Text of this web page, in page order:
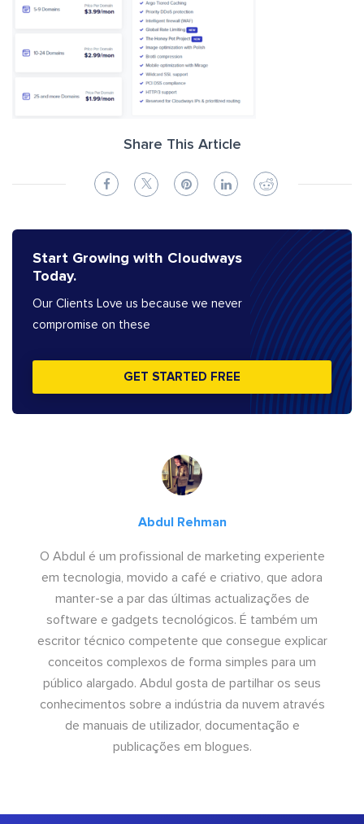
Share This Article
Start Growing with Cloudways
Today.
Our Clients Love us because we never
compromise on these
GET STARTED FREE
Abdul Rehman
O Abdul é um profissional de marketing experiente
em tecnologia, movido a café e criativo, que adora
manter-se a par das últimas actualizações de
software e gadgets tecnológicos. É também um
escritor técnico competente que consegue explicar
conceitos complexos de forma simples para um
público alargado. Abdul gosta de partilhar os seus
conhecimentos sobre a indústria da nuvem através
de manuais de utilizador, documentação e
publicações em blogues.